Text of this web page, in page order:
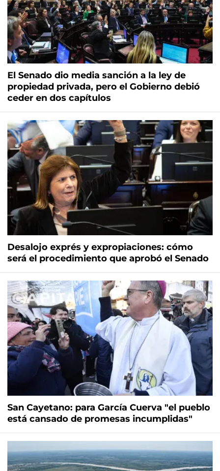
El Senado dio media sanción a la ley de
propiedad privada, pero el Gobierno debió
ceder en dos capítulos
Desalojo exprés y expropiaciones: cómo
será el procedimiento que aprobó el Senado
San Cayetano: para García Cuerva "el pueblo
está cansado de promesas incumplidas"